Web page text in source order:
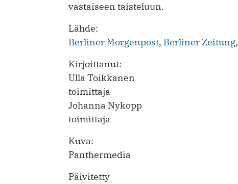
vastaiseen taisteluun.
Lähde:
Berliner Morgenpost, Berliner Zeitung,
Kirjoittanut:
Ulla Toikkanen
toimittaja
Johanna Nykopp
toimittaja
Kuva:
Panthermedia
Päivitetty